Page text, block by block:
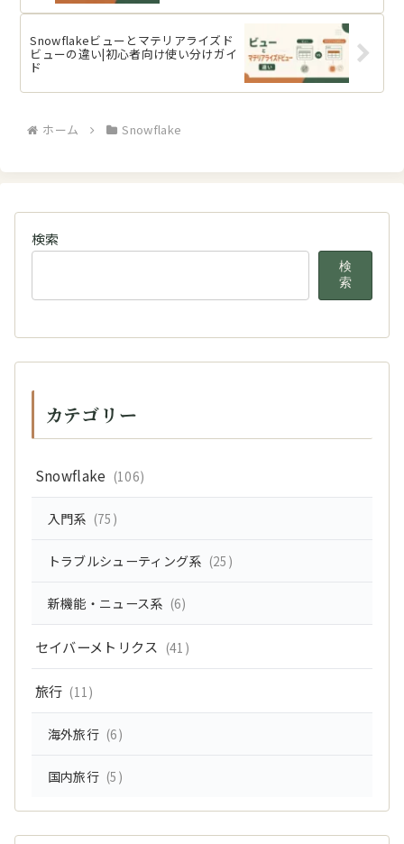
Snowflakeビューとマテリアライズド
ビューの違い|初心者向け使い分けガイ
ド
ホーム Snowflake
検索
検
索
カテゴリー
Snowflake (106)
入門系 (75)
トラブルシューティング系 (25)
新機能・ニュース系 (6)
セイバーメトリクス (41)
旅行 (11)
海外旅行 (6)
国内旅行 (5)